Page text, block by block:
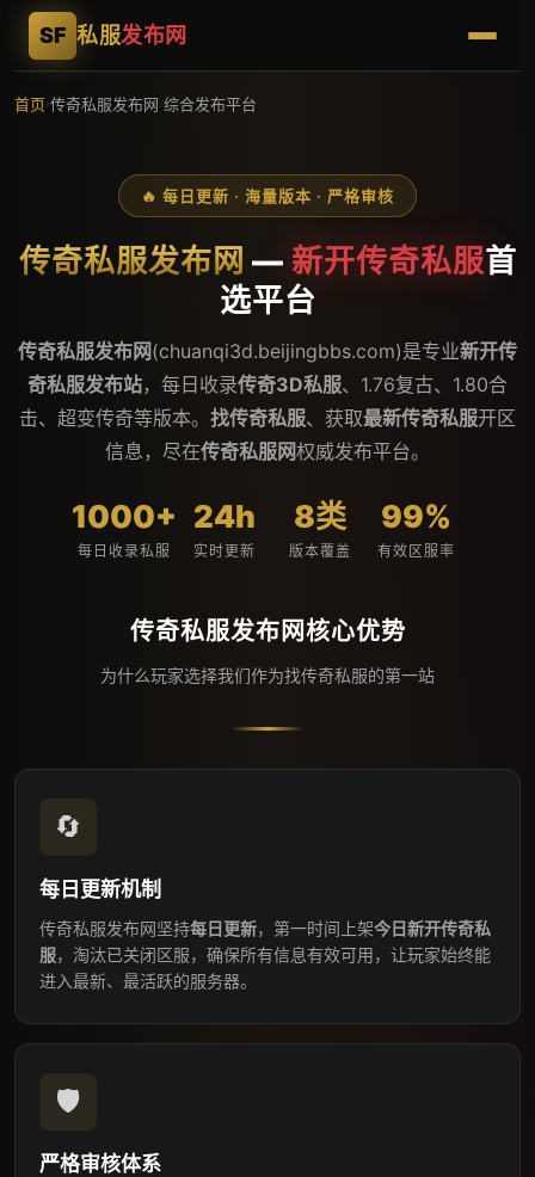
SF 私服发布网
首页›传奇私服发布网 ›综合发布平台
🔥 每日更新 · 海量版本 · 严格审核
传奇私服发布网 — 新开传奇私服首
选平台
传奇私服发布网(chuanqi3d.beijingbbs.com)是专业新开传
奇私服发布站，每日收录传奇3D私服、1.76复古、1.80合
击、超变传奇等版本。 找传奇私服、获取最新传奇私服开区
信息，尽在传奇私服网权威发布平台。
1000+
每日收录私服
24h
实时更新
8类
版本覆盖
99%
有效区服率
传奇私服发布网核心优势
为什么玩家选择我们作为找传奇私服的第一站
🔄
每日更新机制
传奇私服发布网坚持每日更新，第一时间上架今日新开传奇私
服，淘汰已关闭区服，确保所有信息有效可用，让玩家始终能
进入最新、最活跃的服务器。
🛡️
严格审核体系